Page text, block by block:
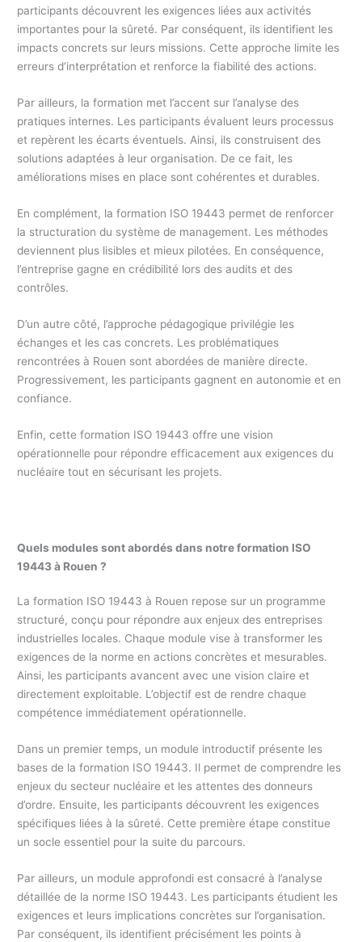
participants découvrent les exigences liées aux activités
importantes pour la sûreté. Par conséquent, ils identifient les
impacts concrets sur leurs missions. Cette approche limite les
erreurs d’interprétation et renforce la fiabilité des actions.
Par ailleurs, la formation met l’accent sur l’analyse des
pratiques internes. Les participants évaluent leurs processus
et repèrent les écarts éventuels. Ainsi, ils construisent des
solutions adaptées à leur organisation. De ce fait, les
améliorations mises en place sont cohérentes et durables.
En complément, la formation ISO 19443 permet de renforcer
la structuration du système de management. Les méthodes
deviennent plus lisibles et mieux pilotées. En conséquence,
l’entreprise gagne en crédibilité lors des audits et des
contrôles.
D’un autre côté, l’approche pédagogique privilégie les
échanges et les cas concrets. Les problématiques
rencontrées à Rouen sont abordées de manière directe.
Progressivement, les participants gagnent en autonomie et en
confiance.
Enfin, cette formation ISO 19443 offre une vision
opérationnelle pour répondre efficacement aux exigences du
nucléaire tout en sécurisant les projets.
Quels modules sont abordés dans notre formation ISO
19443 à Rouen ?
La formation ISO 19443 à Rouen repose sur un programme
structuré, conçu pour répondre aux enjeux des entreprises
industrielles locales. Chaque module vise à transformer les
exigences de la norme en actions concrètes et mesurables.
Ainsi, les participants avancent avec une vision claire et
directement exploitable. L’objectif est de rendre chaque
compétence immédiatement opérationnelle.
Dans un premier temps, un module introductif présente les
bases de la formation ISO 19443. Il permet de comprendre les
enjeux du secteur nucléaire et les attentes des donneurs
d’ordre. Ensuite, les participants découvrent les exigences
spécifiques liées à la sûreté. Cette première étape constitue
un socle essentiel pour la suite du parcours.
Par ailleurs, un module approfondi est consacré à l’analyse
détaillée de la norme ISO 19443. Les participants étudient les
exigences et leurs implications concrètes sur l’organisation.
Par conséquent, ils identifient précisément les points à